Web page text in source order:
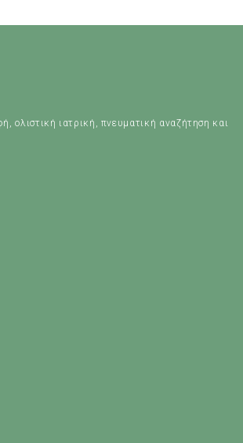
ολιστική ιατρική, πνευματική αναζήτηση και